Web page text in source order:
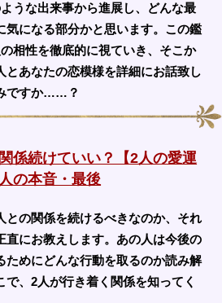
うな出来事から進展し、どんな最
気になる部分かと思います。この鑑
相性を徹底的に視ていき、そこか
とあなたの恋模様を詳細にお話致し
ですか……？
係続けていい？【2人の愛運
の本音・最後
との関係を続けるべきなのか、それ
直にお教えします。あの人は今後の
ためにどんな行動を取るのか読み解
で、2人が行き着く関係を知ってく